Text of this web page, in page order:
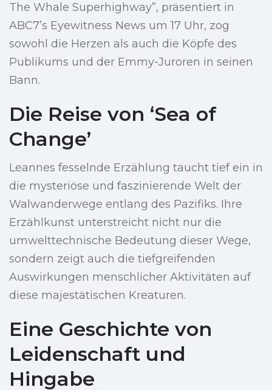
The Whale Superhighway”, präsentiert in
ABC7’s Eyewitness News um 17 Uhr, zog
sowohl die Herzen als auch die Köpfe des
Publikums und der Emmy-Juroren in seinen
Bann.
Die Reise von ‘Sea of
Change’
Leannes fesselnde Erzählung taucht tief ein in
die mysteriöse und faszinierende Welt der
Walwanderwege entlang des Pazifiks. Ihre
Erzählkunst unterstreicht nicht nur die
umwelttechnische Bedeutung dieser Wege,
sondern zeigt auch die tiefgreifenden
Auswirkungen menschlicher Aktivitäten auf
diese majestätischen Kreaturen.
Eine Geschichte von
Leidenschaft und
Hingabe